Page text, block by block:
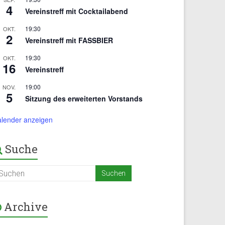
4 Vereinstreff mit Cocktailabend
OKT.
2
19:30
Vereinstreff mit FASSBIER
OKT.
16
19:30
Vereinstreff
NOV.
5
19:00
Sitzung des erweiterten Vorstands
anzeigen
Suche
Archive